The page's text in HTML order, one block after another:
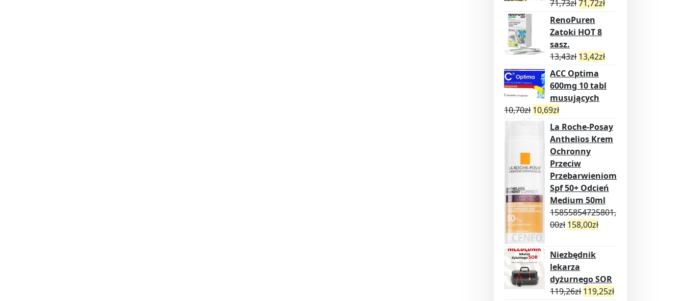
71,73zł71,72zł
RenoPuren
Zatoki HOT 8
sasz.
13,43zł 13,42zł
ACC Optima
600mg 10 tabl
musujących
10,70zł 10,69zł
La Roche-Posay
Anthelios Krem
Ochronny
Przeciw
Przebarwieniom
Spf 50+ Odcień
Medium 50ml
15855854725801,
00zł 158,00zł
Niezbędnik
lekarza
dyżurnego SOR
119,26zł 119,25zł